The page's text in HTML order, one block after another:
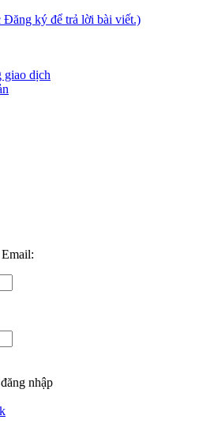
Đăng ký để trả lời bài viết.)
giao dịch
nhập